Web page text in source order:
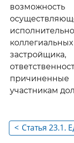
участникам
< Статья 23.1.